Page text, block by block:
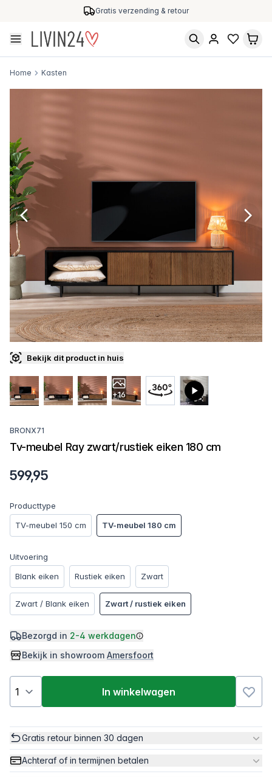
Gratis verzending & retour
Home Kasten
Bekijk dit product in huis
+16
BRONX71
Tv-meubel Ray zwart/rustiek eiken 180 cm
599,95
Producttype
TV-meubel 150 cm
TV-meubel 180 cm
Uitvoering
Blank eiken
Rustiek eiken Zwart
Zwart / Blank eiken Zwart / rustiek eiken
Bezorgd in 2-4 werkdagen
Bekijk in showroom Amersfoort
In winkelwagen
Gratis retour binnen 30 dagen
Achteraf of in termijnen betalen